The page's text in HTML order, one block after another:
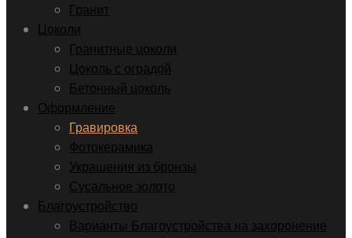
Гранит
Цоколи
Гранитные цоколи
Цоколь с оградой
Бетонный цоколь
Оформление
Гравировка
Фотокерамика
Украшения из бронзы
Сусальное золото
Благоустройство
Варианты Благоустройства на захоронение